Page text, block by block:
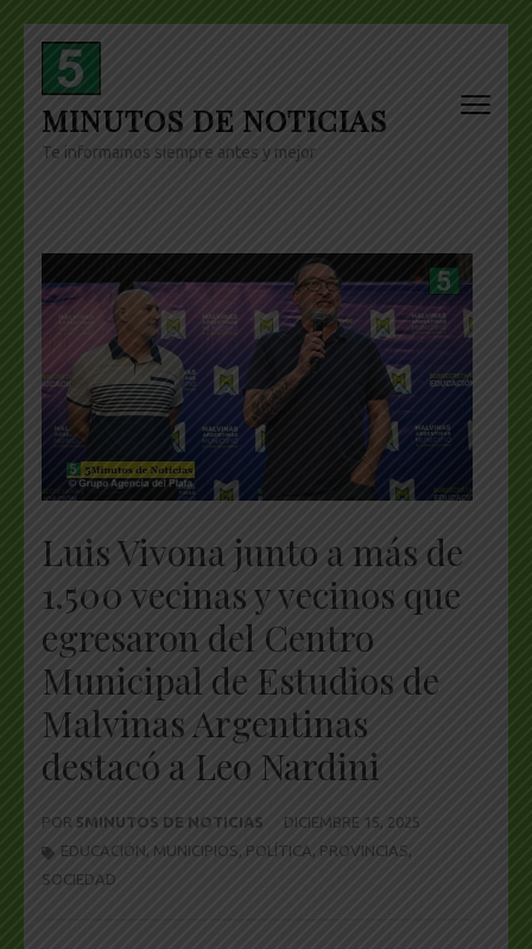
Skip
content
(Press
Enter)
MINUTOS DE NOTICIAS
Te informamos siempre antes y mejor
Luis Vivona junto a más de
1.500 vecinas y vecinos que
egresaron del Centro
Municipal de Estudios de
Malvinas Argentinas
destacó a Leo Nardini
POR 5MINUTOS DE NOTICIAS
DICIEMBRE 15, 2025
EDUCACIÓN MUNICIPIOS POLÍTICA PROVINCIAS
SOCIEDAD